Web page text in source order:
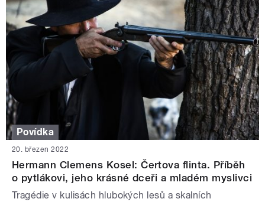
Povídka
20. březen 2022
Hermann Clemens Kosel: Čertova flinta. Příběh
o pytlákovi, jeho krásné dceři a mladém myslivci
Tragédie v kulisách hlubokých lesů a skalních